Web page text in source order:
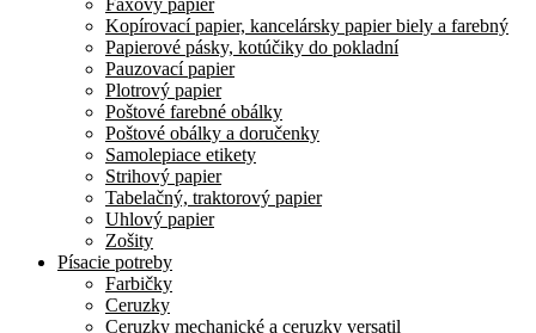
Faxový papier
Kopírovací papier, kancelársky papier biely a farebný
Papierové pásky, kotúčiky do pokladní
Pauzovací papier
Plotrový papier
Poštové farebné obálky
Poštové obálky a doručenky
Samolepiace etikety
Strihový papier
Tabelačný, traktorový papier
Uhlový papier
Zošity
Písacie potreby
Farbičky
Ceruzky
Ceruzky mechanické a ceruzky versatil